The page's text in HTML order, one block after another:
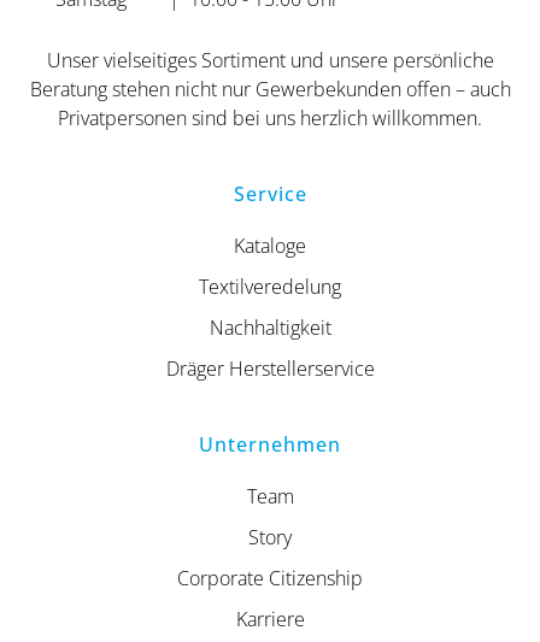
Unser vielseitiges Sortiment und unsere persönliche
Beratung stehen nicht nur Gewerbekunden offen – auch
Privatpersonen sind bei uns herzlich willkommen.
Service
Kataloge
Textilveredelung
Nachhaltigkeit
Dräger Herstellerservice
Unternehmen
Team
Story
Corporate Citizenship
Karriere